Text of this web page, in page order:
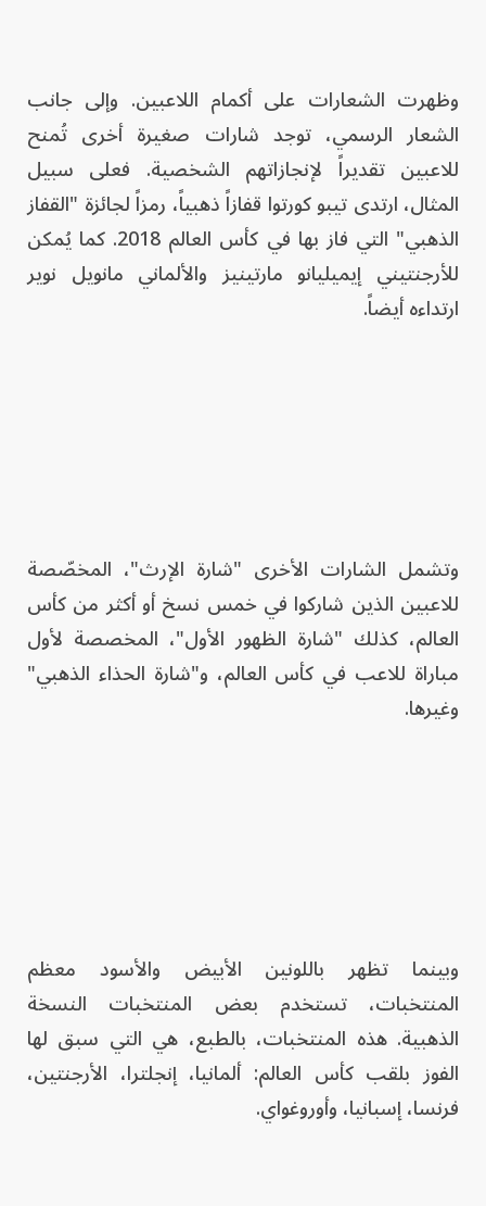
وظهرت الشعارات على أكمام اللاعبين. وإلى جانب
الشعار الرسمي، توجد شارات صغيرة أخرى تُمنح
للاعبين تقديراً لإنجازاتهم الشخصية. فعلى سبيل
المثال، ارتدى تيبو كورتوا قفازاً ذهبياً، رمزاً لجائزة "القفاز
الذهبي" التي فاز بها في كأس العالم 2018. كما يُمكن
للأرجنتيني إيميليانو مارتينيز والألماني مانويل نوير
ارتداءه أيضاً.
وتشمل الشارات الأخرى "شارة الإرث"، المخصّصة
للاعبين الذين شاركوا في خمس نسخ أو أكثر من كأس
العالم، كذلك "شارة الظهور الأول"، المخصصة لأول
مباراة للاعب في كأس العالم، و"شارة الحذاء الذهبي"
وغيرها.
وبينما تظهر باللونين الأبيض والأسود معظم
المنتخبات، تستخدم بعض المنتخبات النسخة
الذهبية. هذه المنتخبات، بالطبع، هي التي سبق لها
الفوز بلقب كأس العالم: ألمانيا، إنجلترا، الأرجنتين،
فرنسا، إسبانيا، وأوروغواي.